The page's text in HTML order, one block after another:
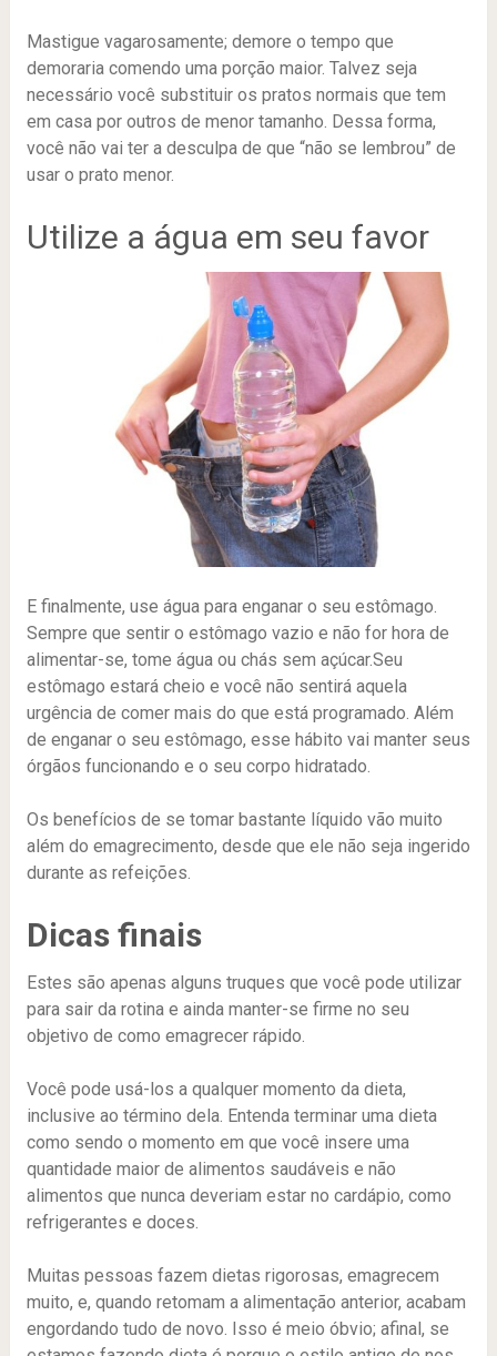
Mastigue vagarosamente; demore o tempo que
demoraria comendo uma porção maior. Talvez seja
necessário você substituir os pratos normais que tem
em casa por outros de menor tamanho. Dessa forma,
você não vai ter a desculpa de que “não se lembrou” de
usar o prato menor.
Utilize a água em seu favor
E finalmente, use água para enganar o seu estômago.
Sempre que sentir o estômago vazio e não for hora de
alimentar-se, tome água ou chás sem açúcar.Seu
estômago estará cheio e você não sentirá aquela
urgência de comer mais do que está programado. Além
de enganar o seu estômago, esse hábito vai manter seus
órgãos funcionando e o seu corpo hidratado.
Os benefícios de se tomar bastante líquido vão muito
além do emagrecimento, desde que ele não seja ingerido
durante as refeições.
Dicas finais
Estes são apenas alguns truques que você pode utilizar
para sair da rotina e ainda manter-se firme no seu
objetivo de como emagrecer rápido.
Você pode usá-los a qualquer momento da dieta,
inclusive ao término dela. Entenda terminar uma dieta
como sendo o momento em que você insere uma
quantidade maior de alimentos saudáveis e não
alimentos que nunca deveriam estar no cardápio, como
refrigerantes e doces.
Muitas pessoas fazem dietas rigorosas, emagrecem
muito, e, quando retomam a alimentação anterior, acabam
engordando tudo de novo. Isso é meio óbvio; afinal, se